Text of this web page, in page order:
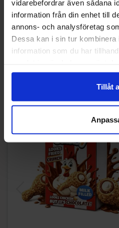
vidarebefordrar även sådana
information från din enhet till
annons- och analysföretag
Dessa kan i sin tur kombinera
information som du har
Tillåt
Andre